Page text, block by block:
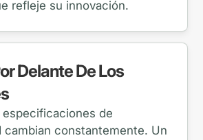
refleje su innovación.
Delante De Los
especificaciones de
cambian constantemente. Un